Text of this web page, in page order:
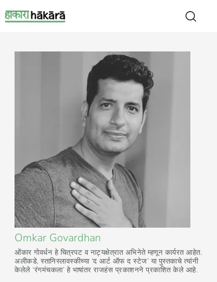
Omkar Govardhan
ओंकार गोवर्धन हे चित्रपट व नाट्यक्षेत्रात अभिनेते म्हणून कार्यरत आहेत.
अलीकडे, स्तानिस्लावस्कीच्या ‘द आर्ट ऑफ द स्टेज’ या पुस्तकाचे त्यांनी
केलेले ‘रंगमंचकला’ हे भाषांतर राजहंस प्रकाशनने प्रकाशित केले आहे.